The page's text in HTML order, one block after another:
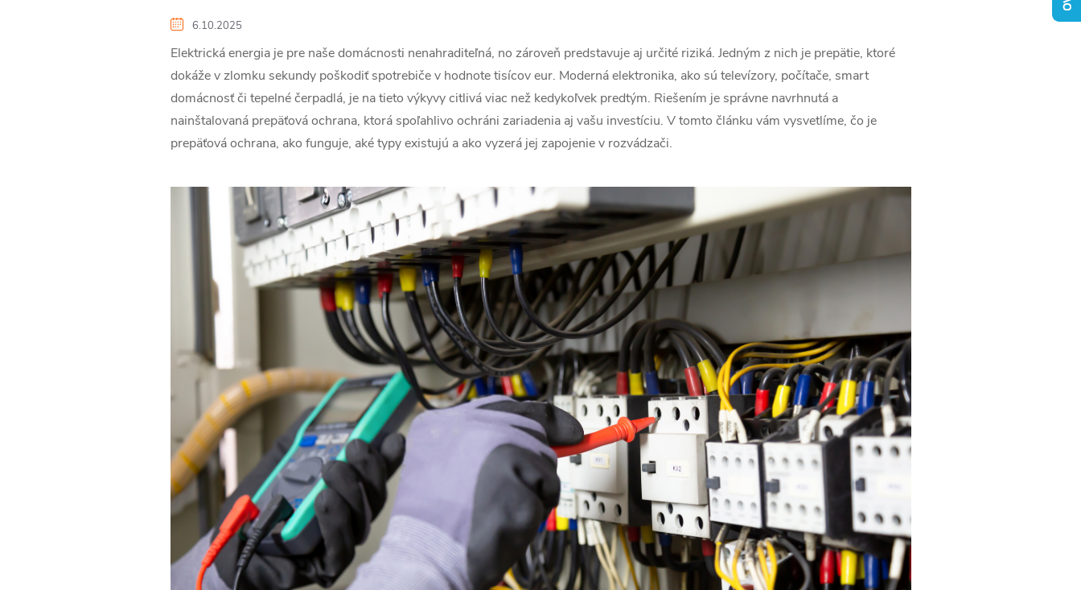
6.10.2025
Elektrická energia je pre naše domácnosti nenahraditeľná, no zároveň predstavuje aj určité riziká. Jedným z nich je prepätie, ktoré
dokáže v zlomku sekundy poškodiť spotrebiče v hodnote tisícov eur. Moderná elektronika, ako sú televízory, počítače, smart
domácnosť či tepelné čerpadlá, je na tieto výkyvy citlivá viac než kedykoľvek predtým. Riešením je správne navrhnutá a
nainštalovaná prepäťová ochrana, ktorá spoľahlivo ochráni zariadenia aj vašu investíciu. V tomto článku vám vysvetlíme, čo je
prepäťová ochrana, ako funguje, aké typy existujú a ako vyzerá jej zapojenie v rozvádzači.